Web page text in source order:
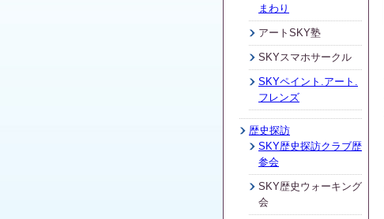
まわり
アートSKY塾
SKYスマホサークル
SKYペイント.アート.
フレンズ
歴史探訪
SKY歴史探訪クラブ歴
参会
SKY歴史ウォーキング
会